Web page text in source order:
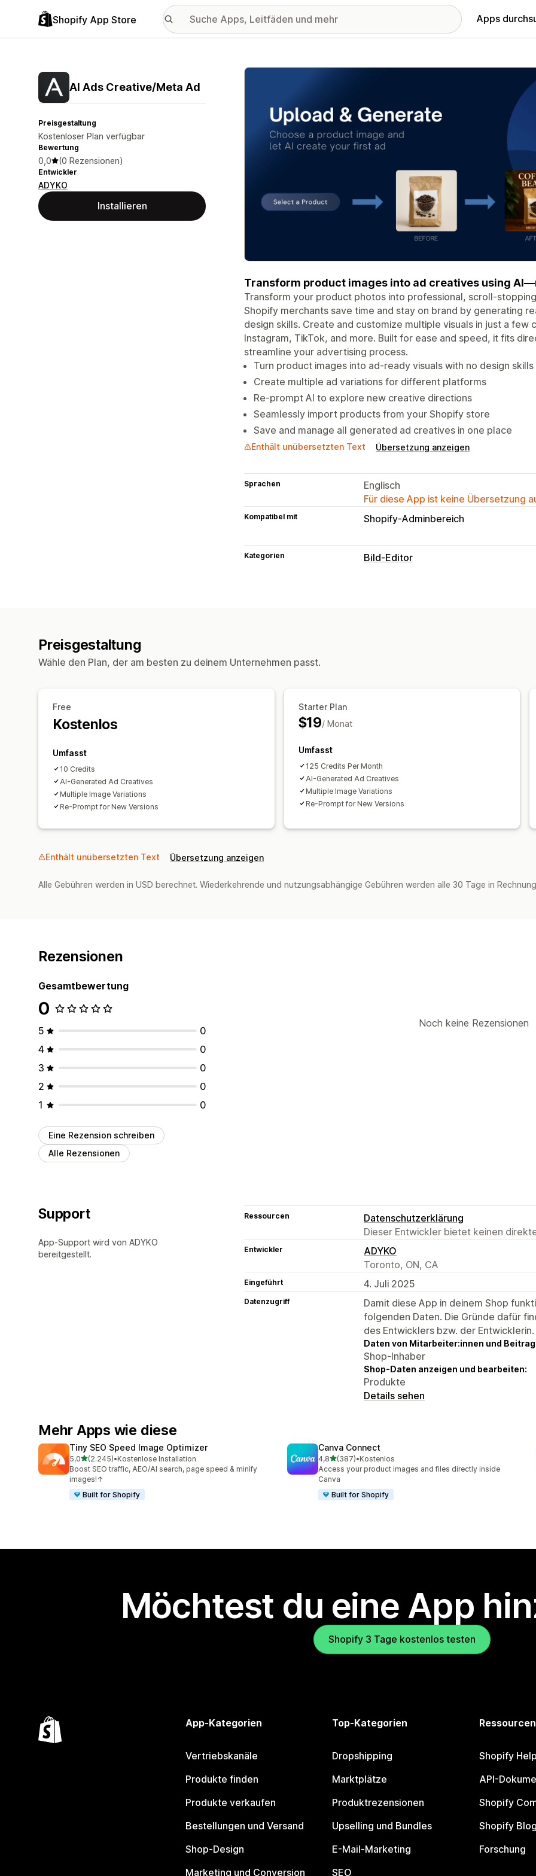
Shopify App Store Apps
AI Ads Creative/Meta Ad
Preisgestaltung
Kostenloser Plan verfügbar
Bewertung
0,0 (0 Rezensionen)
Entwickler
ADYKO
Installieren
Vorgestellte Bildergalerie
Transform product images into ad creatives using
Transform your product photos into professional, scroll-
Shopify merchants save time and stay on brand by generating
design skills. Create and customize multiple visuals in just a
Instagram, TikTok, and more. Built for ease and speed, it fits
streamline your advertising process.
Turn product images into ad-ready visuals with no design
Create multiple ad variations for different platforms
Re-prompt AI to explore new creative directions
Seamlessly import products from your Shopify store
Save and manage all generated ad creatives in one place
Enthält unübersetzten Text Übersetzung anzeigen
Sprachen
Englisch
Für diese App ist keine Übersetzung
Kompatibel mit Shopify-Adminbereich
Kategorien Bild-Editor
Preisgestaltung
Wähle den Plan, der am besten zu deinem Unternehmen passt.
Free
Kostenlos
Umfasst
10 Credits
AI-Generated Ad Creatives
Multiple Image Variations
Re-Prompt for New Versions
Starter Plan
$19/ Monat
Umfasst
125 Credits Per Month
AI-Generated Ad Creatives
Multiple Image Variations
Re-Prompt for New Versions
Enthält unübersetzten Text Übersetzung anzeigen
Alle Gebühren werden in USD berechnet. Wiederkehrende und nutzungsabhängige Gebühren werden alle 30 Tage in
Rezensionen
Gesamtbewertung
0
5
0
4
0
3
0
2
0
1
0
Eine Rezension schreiben
Alle Rezensionen
Noch keine Rezensionen
Support
App-Support wird von ADYKO
bereitgestellt.
Ressourcen
Datenschutzerklärung
Dieser Entwickler bietet keinen
Entwickler
ADYKO
Toronto, ON, CA
Eingeführt 4. Juli 2025
Datenzugriff
Damit diese App in deinem Shop
folgenden Daten. Die Gründe dafür
des Entwicklers bzw. der Entwicklerin.
Daten von Mitarbeiter:innen und
Shop-Inhaber
Shop-Daten anzeigen und bearbeiten:
Produkte
Details sehen
Mehr Apps wie diese
Tiny SEO Speed Image Optimizer
5,0von 5 Sternen
(2.245)
2245 Rezensionen insgesamt
•Kostenlose Installation
Boost SEO traffic, AEO/AI search, page speed & minify
images!↑
Built for Shopify
Canva Connect
4,8von 5 Sternen
(387)
387 Rezensionen insgesamt
•Kostenlos
Access your product images and files directly inside
Canva
Built for Shopify
Möchtest du eine App
Shopify 3 Tage kostenlos testen
App-Kategorien
Vertriebskanäle
Produkte finden
Produkte verkaufen
Bestellungen und Versand
Shop-Design
Marketing und Conversion
Top-Kategorien
Dropshipping
Marktplätze
Produktrezensionen
Upselling und Bundles
E-Mail-Marketing
SEO
Ressourcen
Shopify
API-
Shopify
Shopify Blog
Forschung